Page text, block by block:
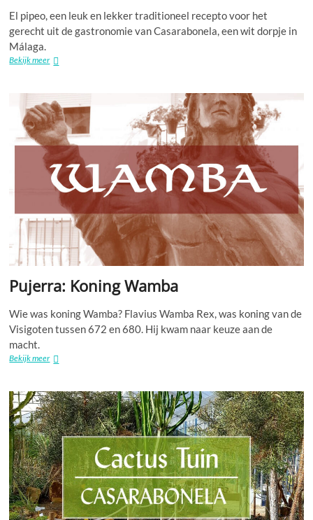
El pipeo, een leuk en lekker traditioneel recepto voor het
gerecht uit de gastronomie van Casarabonela, een wit dorpje in
Málaga.
Bekijk meerCasarabonela:
Pujerra: Koning Wamba
Wie was koning Wamba? Flavius ​​Wamba Rex, was koning van de
Visigoten tussen 672 en 680. Hij kwam naar keuze aan de
macht.
Bekijk meerPujerra: